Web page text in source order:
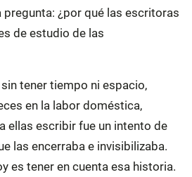
¿por qué las escritoras
de estudio de las
tener tiempo ni espacio,
en la labor doméstica,
ellas escribir fue un intento de
las encerraba e invisibilizaba.
es tener en cuenta esa historia.